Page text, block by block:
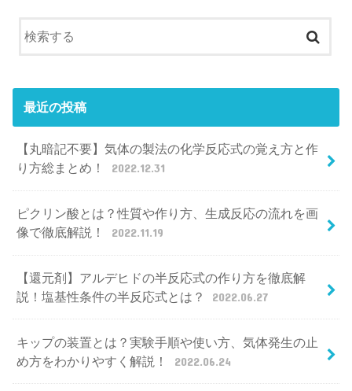
最近の投稿
【丸暗記不要】気体の製法の化学反応式の覚え方と作
り方総まとめ！
2022.12.31
ピクリン酸とは？性質や作り方、生成反応の流れを画
像で徹底解説！
2022.11.19
【還元剤】アルデヒドの半反応式の作り方を徹底解
説！塩基性条件の半反応式とは？
2022.06.27
キップの装置とは？実験手順や使い方、気体発生の止
め方をわかりやすく解説！
2022.06.24